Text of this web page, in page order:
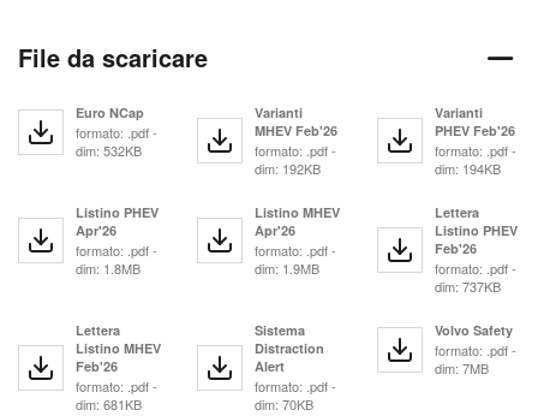
File da scaricare
Euro NCap
formato: .pdf -
dim: 532KB
Varianti
MHEV Feb'26
formato: .pdf -
dim: 192KB
Varianti
PHEV Feb'26
formato: .pdf -
dim: 194KB
Listino PHEV
Apr'26
formato: .pdf -
dim: 1.8MB
Listino MHEV
Apr'26
formato: .pdf -
dim: 1.9MB
Lettera
Listino PHEV
Feb'26
formato: .pdf -
dim: 737KB
Lettera
Listino MHEV
Feb'26
formato: .pdf -
dim: 681KB
Sistema
Distraction
Alert
formato: .pdf -
dim: 70KB
Volvo Safety
formato: .pdf -
dim: 7MB